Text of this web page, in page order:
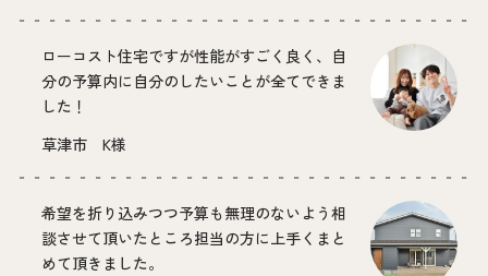
ローコスト住宅ですが性能がすごく良く、自
分の予算内に自分のしたいことが全てできま
した！
草津市 K様
希望を折り込みつつ予算も無理のないよう相
談させて頂いたところ担当の方に上手くまと
めて頂きました。